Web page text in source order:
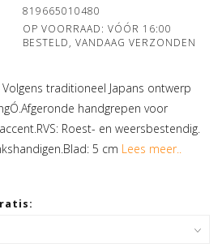
819665010480
OP VOORRAAD: VÓÓR 16:00
BESTELD, VANDAAG VERZONDEN
traditioneel Japans ontwerp
handgrepen voor
Roest- en weersbestendig.
5 cm Lees meer..